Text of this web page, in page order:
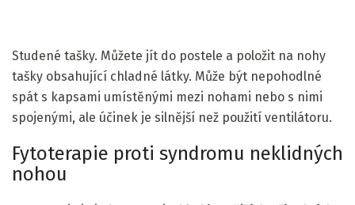
Studené tašky. Můžete jít do postele a položit na nohy
tašky obsahující chladné látky. Může být nepohodlné
spát s kapsami umístěnými mezi nohami nebo s nimi
spojenými, ale účinek je silnější než použití ventilátoru.
Fytoterapie proti syndromu neklidných
nohou